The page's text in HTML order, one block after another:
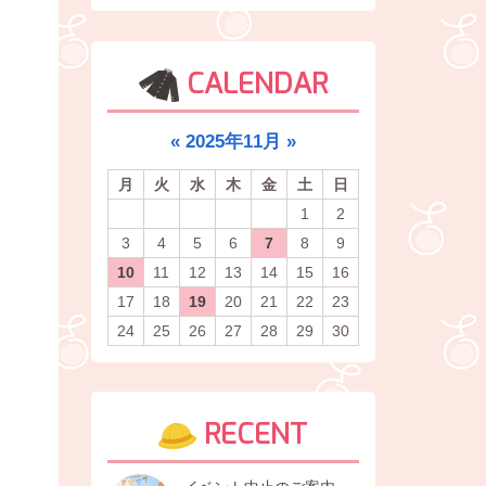
CALENDAR
« 2025年11月 »
月 火 水 木 金 土
日
1
2
3
4 5 6 7 8
9
10
11 12 13 14 15
16
17
18 19 20 21 22
23
24
25 26 27 28 29 30
RECENT